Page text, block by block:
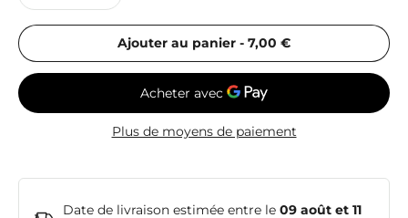
Ajouter au panier - 7,00 €
Plus de moyens de paiement
Date de livraison estimée entre le 09 août et 11